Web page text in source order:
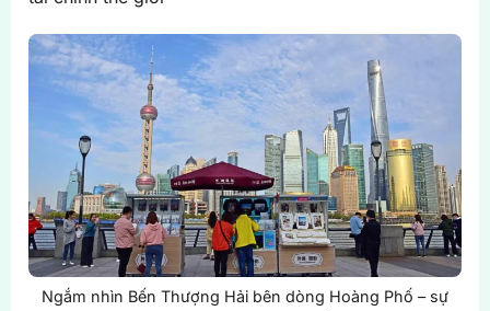
Ngắm nhìn Bến Thượng Hải bên dòng Hoàng Phố – sự